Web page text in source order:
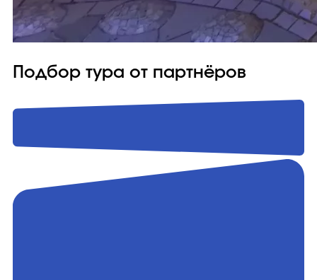
Подбор тура от партнёров